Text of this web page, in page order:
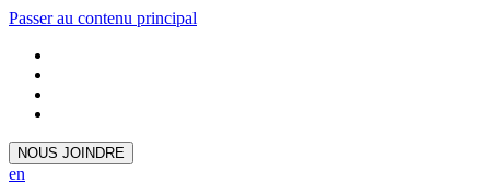
Passer au contenu principal
NOUS JOINDRE
en